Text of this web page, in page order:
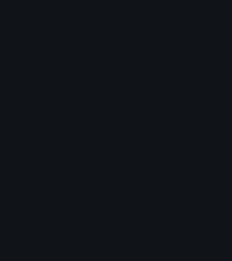
geprüft und